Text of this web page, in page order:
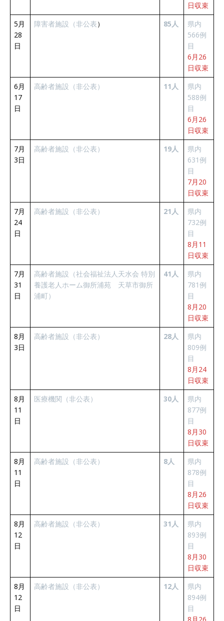
日収束
5月
28
日
障害者施設（非公表） 85人
県内
566例
目
6月26
日収束
6月
17
日
高齢者施設（非公表） 11人
県内
588例
目
6月26
日収束
7月
3日
高齢者施設（非公表） 19人
県内
631例
目
7月20
日収束
7月
24
日
高齢者施設（非公表） 21人
県内
732例
目
8月11
日収束
7月
31
日
高齢者施設（社会福祉法人天水会 特別
養護老人ホーム御所浦苑 天草市御所
浦町）
41人
県内
781例
目
8月20
日収束
8月
3日
高齢者施設（非公表） 28人
県内
809例
目
8月24
日収束
8月
11
日
医療機関（非公表） 30人
県内
877例
目
8月30
日収束
8月
11
日
高齢者施設（非公表） 8人
県内
878例
目
8月26
日収束
8月
12
日
高齢者施設（非公表） 31人
県内
893例
目
8月30
日収束
8月
12
日
高齢者施設（非公表） 12人
県内
894例
目